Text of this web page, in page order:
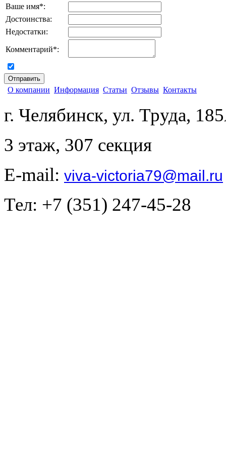
Ваше имя*:
Достоинства:
Недостатки:
Комментарий*:
О компании Информация Статьи Отзывы Контакты
г. Челябинск, ул. Труда,
3 этаж, 307 секция
E-mail: viva-victoria79@mail.ru
Тел: +7 (351) 247-45-28